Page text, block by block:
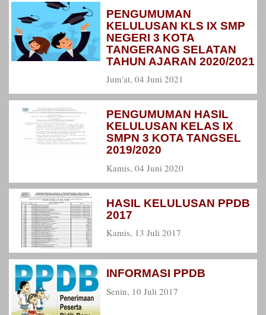
PENGUMUMAN
KELULUSAN KLS IX SMP
NEGERI 3 KOTA
TANGERANG SELATAN
TAHUN AJARAN 2020/2021
Jum'at, 04 Juni 2021
PENGUMUMAN HASIL
KELULUSAN KELAS IX
SMPN 3 KOTA TANGSEL
2019/2020
Kamis, 04 Juni 2020
HASIL KELULUSAN PPDB
2017
Kamis, 13 Juli 2017
INFORMASI PPDB
Senin, 10 Juli 2017